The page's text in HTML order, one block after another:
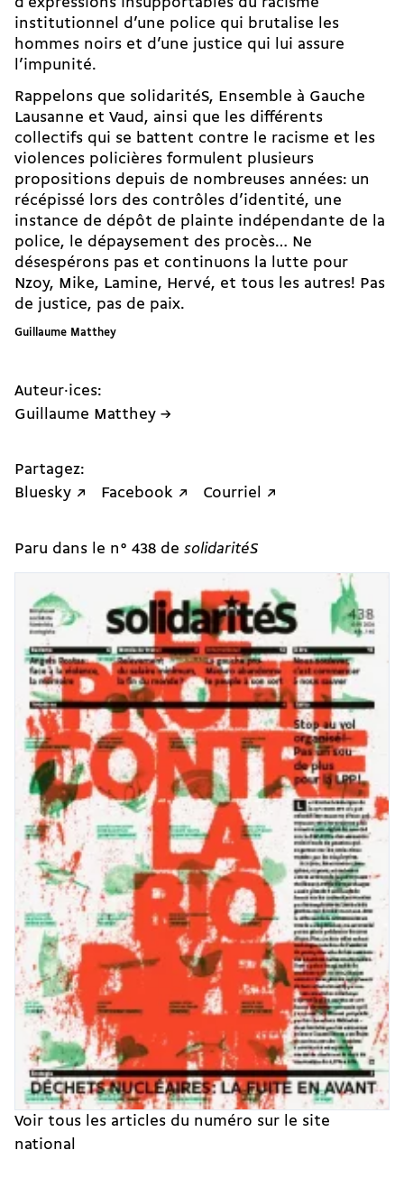
institutionnel d’une police qui brutalise les
hommes noirs et d’une justice qui lui assure
l’impunité.
Rappelons que solidaritéS, Ensemble à Gauche
Lausanne et Vaud, ainsi que les différents
collectifs qui se battent contre le racisme et les
violences policières formulent plusieurs
propositions depuis de nombreuses années: un
récépissé lors des contrôles d’identité, une
instance de dépôt de plainte indépendante de la
police, le dépaysement des procès… Ne
désespérons pas et continuons la lutte pour
Nzoy, Mike, Lamine, Hervé, et tous les autres! Pas
de justice, pas de paix.
Guillaume Matthey
Auteur·ices:
Guillaume Matthey →
Partagez:
Bluesky ↗
Facebook ↗ Courriel ↗
Paru dans le n° 438 de solidaritéS
Voir tous les articles du numéro sur le site
national